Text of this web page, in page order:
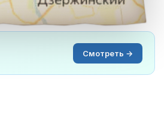
Смотреть →